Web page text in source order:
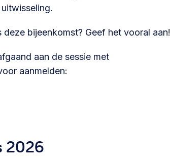
bijeenkomst? Geef het vooral aan!
aan de sessie met
aanmelden:
2026